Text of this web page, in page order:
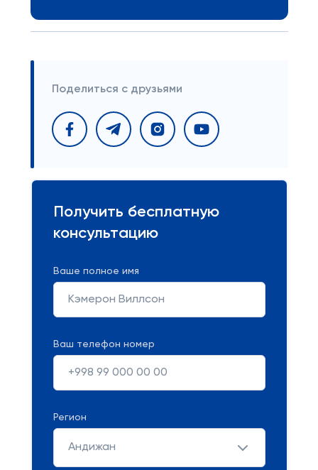
Поделиться с друзьями
Получить бесплатную
консультацию
Ваше полное имя
Ваш телефон номер
Регион
Андижан